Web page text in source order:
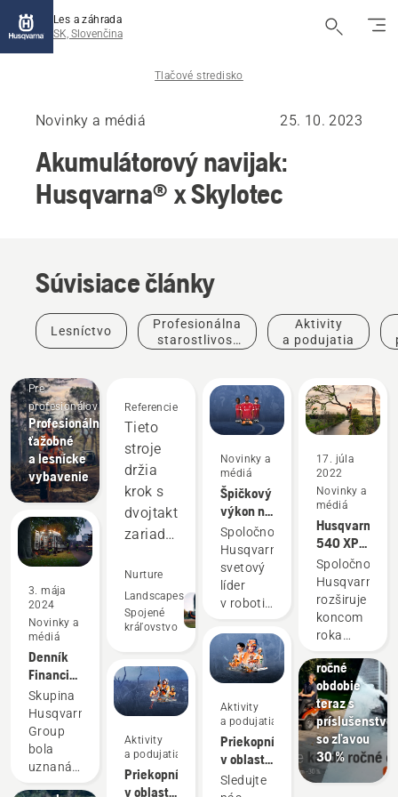
Les a záhrada
SK, Slovenčina
Tlačové stredisko
Novinky a médiá 25. 10. 2023
Akumulátorový navijak:
Husqvarna® x Skylotec
Súvisiace články
Lesníctvo
Profesionálna
starostlivosť
Aktivity
a podujatia
Pre
profesionálov
Profesionálne
ťažobné
a lesnícke
vybavenie
3. mája
2024
Novinky a
médiá
Denník
Financial
Times
opäť
menoval
spoločnosť
Husqvarna
Skupina
Husqvarna
Group
bola
uznaná
Pre
profesionálov
Referencie
Tieto
stroje
držia
krok s
dvojtaktnými
zariadeniami
dosahujú
lepšie
výsledky
mnohých
oblastiach.
Šetria
peniaze
a čas a
zároveň
Nurture
Landscapes
Spojené
kráľovstvo
Aktivity
a podujatia
Priekopníci
v oblasti
Novinky a
médiá
Špičkový
výkon na
trávniku
sa vždy
vyplatí
Spoločnosť
Husqvarna,
svetový
líder
v robotickom
vám
s radosťou
oznamuje
partnerstvo
s tímom
FC
Liverpool
–
Aktivity
a podujatia
Priekopníci
v oblasti
reťazových
Sledujte
17. júla
2022
Novinky a
médiá
Husqvarna
540 XP®
Mark III a
Husqvarna
T540
XP®
Mark III
Spoločnosť
Husqvarna
rozširuje
koncom
roka
svoju
ponuku
nového
sortimentu
lezeckého
vybavenia
pre
Ponuky
Rider pre
ročné
obdobie
teraz s
so zľavou
30 %